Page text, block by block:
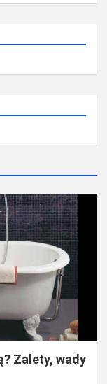
Zalety, wady